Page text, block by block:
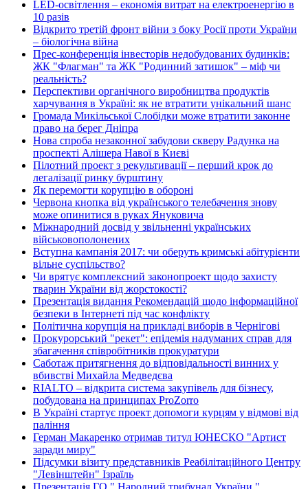
LED-освітлення – економія витрат на електроенергію в
10 разів
Відкрито третій фронт війни з боку Росії проти України
– біологічна війна
Прес-конференція інвесторів недобудованих будинків:
ЖК "Флагман" та ЖК "Родинний затишок" – міф чи
реальність?
Перспективи органічного виробництва продуктів
харчування в Україні: як не втратити унікальний шанс
Громада Микільської Слобідки може втратити законне
право на берег Дніпра
Нова спроба незаконної забудови скверу Радунка на
проспекті Алішера Навої в Києві
Пілотний проект з рекультивації – перший крок до
легалізації ринку бурштину
Як перемогти корупцію в обороні
Червона кнопка від українського телебачення знову
може опинитися в руках Януковича
Міжнародний досвід у звільненні українських
військовополонених
Вступна кампанія 2017: чи оберуть кримські абітурієнти
вільне суспільство?
Чи врятує комплексний законопроект щодо захисту
тварин України від жорстокості?
Презентація видання Рекомендацій щодо інформаційної
безпеки в Інтернеті під час конфлікту
Політична корупція на прикладі виборів в Чернігові
Прокурорський "рекет": епідемія надуманих справ для
збагачення співробітників прокуратури
Саботаж притягнення до відповідальності винних у
вбивстві Михайла Медведєва
RIALTO – відкрита система закупівель для бізнесу,
побудована на принципах ProZorro
В Україні стартує проект допомоги курцям у відмові від
паління
Герман Макаренко отримав титул ЮНЕСКО "Артист
заради миру"
Підсумки візиту представників Реабілітаційного Центру
"Левінштейн" Ізраїль
Презентація ГО " Народний трибунал України ",